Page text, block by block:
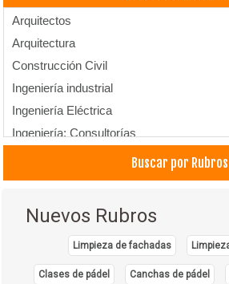
Arquitectos
Arquitectura
Construcción Civil
Ingeniería industrial
Ingeniería Eléctrica
Ingeniería: Consultorías
Servicios de Ingeniería
Buscar por Rubros
Nuevos Rubros
Limpieza de fachadas
Clases de pádel Canchas de pádel